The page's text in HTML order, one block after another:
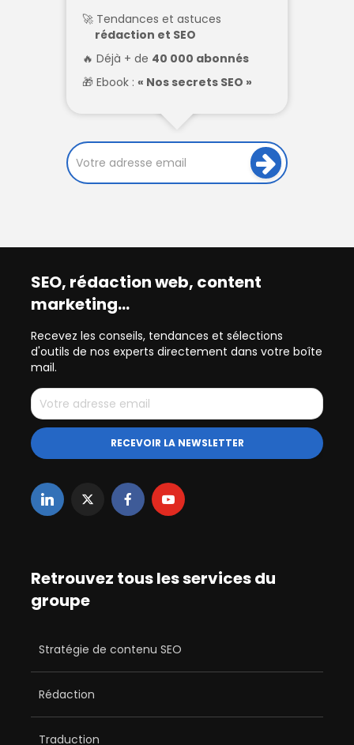
Tendances et astuces
rédaction et SEO
Déjà + de 40 000 abonnés
Ebook : « Nos secrets SEO »
SEO, rédaction web, content
marketing…
Recevez les conseils, tendances et sélections
d'outils de nos experts directement dans votre boîte
mail.
Retrouvez tous les services du
groupe
Stratégie de contenu SEO
Rédaction
Traduction